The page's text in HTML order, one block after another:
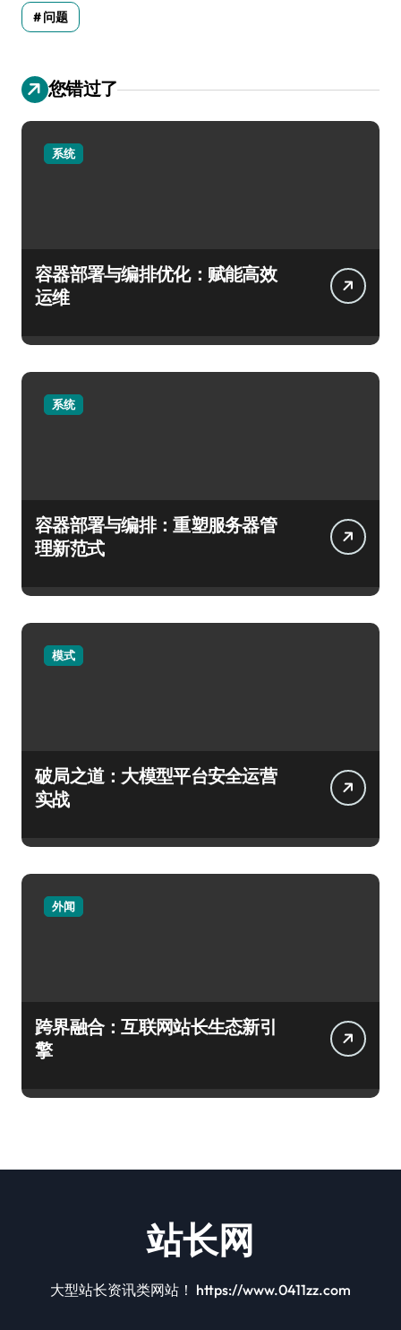
问题
您错过了
系统
容器部署与编排优化：赋能高效
运维
系统
容器部署与编排：重塑服务器管
理新范式
模式
破局之道：大模型平台安全运营
实战
外闻
跨界融合：互联网站长生态新引
擎
站长网
大型站长资讯类网站！ https://www.0411zz.com